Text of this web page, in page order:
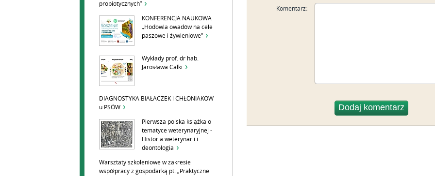
probiotycznych”
KONFERENCJA NAUKOWA
„Hodowla owadów na cele
paszowe i żywieniowe”
Wykłady prof. dr hab.
Jarosława Całki
DIAGNOSTYKA BIAŁACZEK i CHŁONIAKÓW
u PSÓW
Pierwsza polska książka o
tematyce weterynaryjnej -
Historia weterynarii i
deontologia
Warsztaty szkoleniowe w zakresie
współpracy z gospodarką pt. „Praktyczne
Komentarz: